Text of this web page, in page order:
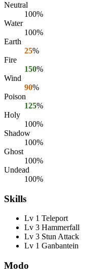
Neutral
100%
Water
100%
Earth
25%
Fire
150%
Wind
90%
Poison
125%
Holy
100%
Shadow
100%
Ghost
100%
Undead
100%
Skills
Lv 1 Teleport
Lv 3 Hammerfall
Lv 3 Stun Attack
Lv 1 Ganbantein
Modo